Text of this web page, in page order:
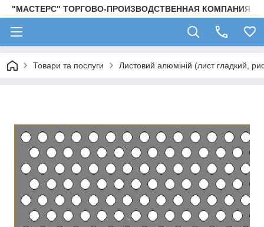
"МАСТЕРС" ТОРГОВО-ПРОИЗВОДСТВЕННАЯ КОМПАНИЯ
Товари та послуги Листовий алюміній (лист гладкий,